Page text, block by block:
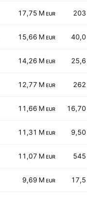
17,75 M EUR 203
15,66 M EUR 40,0
14,26 M EUR 25,6
12,77 M EUR 262
11,66 M EUR 16,70
11,31 M EUR 9,50
11,07 M EUR 545
9,69 M EUR 17,5